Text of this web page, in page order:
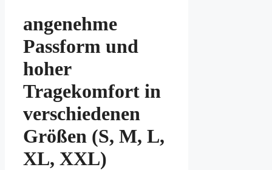
angenehme
Passform und
hoher
Tragekomfort in
verschiedenen
Größen (S, M, L,
XL, XXL)